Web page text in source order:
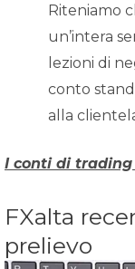
Riteniamo
un’intera
lezioni di
conto
alla
I conti di trading
FXalta
prelievo